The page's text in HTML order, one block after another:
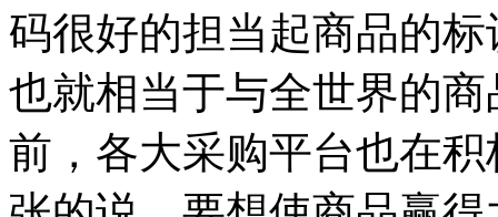
码很好的担当起商品的
也就相当于与全世界的
前，各大采购平台也在